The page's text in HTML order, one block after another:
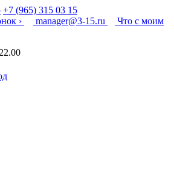
+7 (965) 315 03 15
›
manager@3-15.ru
Что с моим